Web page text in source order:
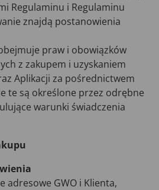
Regulaminu i Regulaminu
znajdą postanowienia
praw i obowiązków
z zakupem i uzyskaniem
Aplikacji za pośrednictwem
te są określone przez odrębne
warunki świadczenia
adresowe GWO i Klienta,